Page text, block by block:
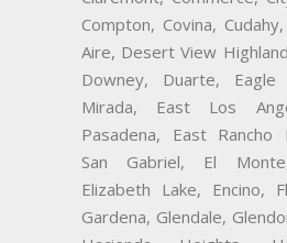
Compton, Covina,
Aire, Desert View
Downey, Duarte,
Mirada, East Los
Pasadena, East Rancho
San Gabriel, El
Elizabeth Lake, Encino,
Gardena, Glendale,